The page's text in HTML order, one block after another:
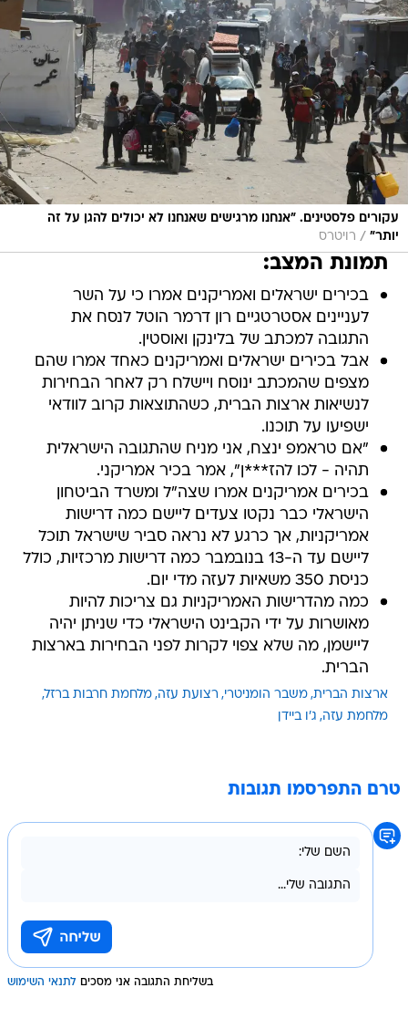
עקורים פלסטינים. "אנחנו מרגישים שאנחנו לא יכולים להגן על זה
יותר" / רויטרס
תמונת המצב:
בכירים ישראלים ואמריקנים אמרו כי על השר
לעניינים אסטרטגיים רון דרמר הוטל לנסח את
התגובה למכתב של בלינקן ואוסטין.
אבל בכירים ישראלים ואמריקנים כאחד אמרו שהם
מצפים שהמכתב ינוסח ויישלח רק לאחר הבחירות
לנשיאות ארצות הברית, כשהתוצאות קרוב לוודאי
ישפיעו על תוכנו.
"אם טראמפ ינצח, אני מניח שהתגובה הישראלית
תהיה - לכו להז***ן", אמר בכיר אמריקני.
בכירים אמריקנים אמרו שצה"ל ומשרד הביטחון
הישראלי כבר נקטו צעדים ליישם כמה דרישות
אמריקניות, אך כרגע לא נראה סביר שישראל תוכל
ליישם עד ה-13 בנובמבר כמה דרישות מרכזיות, כולל
כניסת 350 משאיות לעזה מדי יום.
כמה מהדרישות האמריקניות גם צריכות להיות
מאושרות על ידי הקבינט הישראלי כדי שניתן יהיה
ליישמן, מה שלא צפוי לקרות לפני הבחירות בארצות
הברית.
ארצות הברית משבר הומניטרי רצועת עזה מלחמת חרבות ברזל
מלחמת עזה ג'ו ביידן
טרם התפרסמו תגובות
בשליחת התגובה אני מסכים לתנאי השימוש